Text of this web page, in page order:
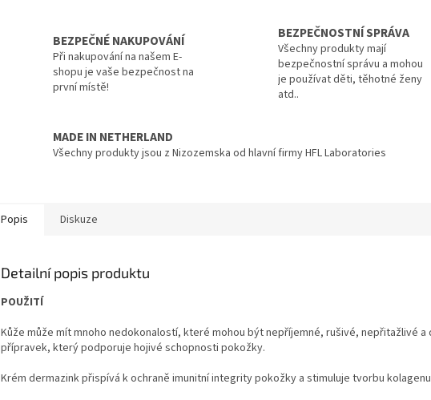
BEZPEČNÉ NAKUPOVÁNÍ
Při nakupování na našem E-
shopu je vaše bezpečnost na
první místě!
BEZPEČNOSTNÍ SPRÁVA
Všechny produkty mají
bezpečnostní správu a mohou
je používat děti, těhotné ženy
atd..
MADE IN NETHERLAND
Všechny produkty jsou z Nizozemska od hlavní firmy HFL Laboratories
Popis Diskuze
Detailní popis produktu
POUŽITÍ
Kůže může mít mnoho nedokonalostí, které mohou být nepříjemné, rušivé, nepřitažlivé
přípravek, který podporuje hojivé schopnosti pokožky.
Krém dermazink přispívá k ochraně imunitní integrity pokožky a stimuluje tvorbu